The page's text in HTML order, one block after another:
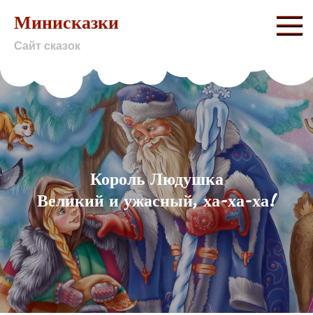
content
Минисказки
Сайт сказок
Король Людушка
Великий и ужасный, ха-ха-ха!